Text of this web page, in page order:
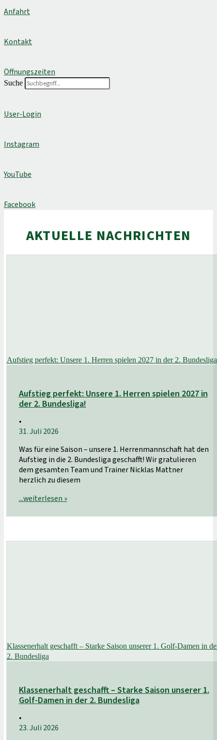
Anfahrt
Kontakt
Öffnungszeiten
Suche
User-Login
Instagram
YouTube
Facebook
AKTUELLE NACHRICHTEN
Aufstieg perfekt: Unsere 1. Herren spielen 2027 in der 2.
Aufstieg perfekt: Unsere 1. Herren spielen 2027 in
der 2. Bundesliga!
•
31. Juli 2026
Was für eine Saison – unsere 1. Herrenmannschaft hat den
Aufstieg in die 2. Bundesliga geschafft! Wir gratulieren
dem gesamten Team und Trainer Nicklas Mattner
herzlich zu diesem
...weiterlesen »
Klassenerhalt geschafft – Starke Saison unserer 1. Golf-Damen in
2. Bundesliga
Klassenerhalt geschafft – Starke Saison unserer 1.
Golf-Damen in der 2. Bundesliga
•
23. Juli 2026